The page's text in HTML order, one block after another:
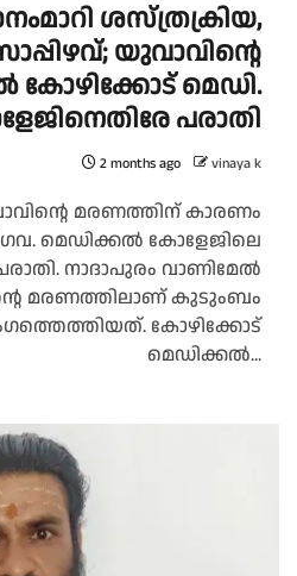
ശസ്ത്രക്രിയ,
യുവാവിന്റെ
മെഡി.
പരാതി
2 months ago vinaya k
മരണത്തിന് കാരണം
മെഡിക്കൽ കോളേജിലെ
പരാതി. നാദാപുരം വാണിമേൽ
മരണത്തിലാണ് കുടുംബം
കോഴിക്കോട്
മെഡിക്കൽ...